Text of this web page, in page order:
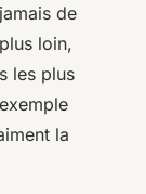
de
loin,
les plus
la